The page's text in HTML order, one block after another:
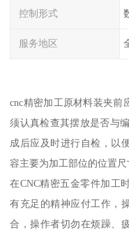
控制形式
服务地区
cnc精密加工原材料装夹前
须认真检查其摆放是否
成后应及时进行自检，以
容主要为加工部位的位置尺
在CNC精密五金零件加工
有充足的精神应付工作，
合，操作者切勿在烦躁、